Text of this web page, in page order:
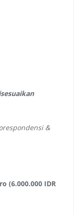
&
(6.000.000 IDR